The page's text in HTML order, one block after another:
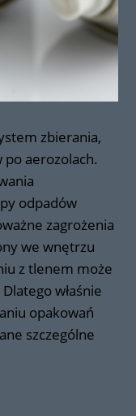
zbierania,
aerozolach.
odpadów
zagrożenia
we wnętrzu
z tlenem może
właśnie
opakowań
szczególne